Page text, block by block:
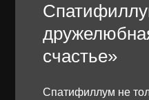
счастье»
Спатифиллум не